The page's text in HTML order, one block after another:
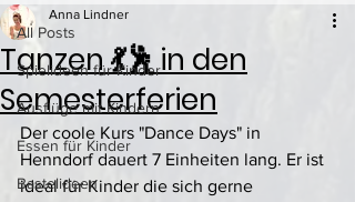
All Posts
Spielideen für Kinder
Ausflüge mit Kindern
Essen für Kinder
Bastelideen
Tanzen 💃🕺 in den
Semesterferien
Anna Lindner
Der coole Kurs "Dance Days" in
Henndorf dauert 7 Einheiten lang. Er ist
ideal für Kinder die sich gerne